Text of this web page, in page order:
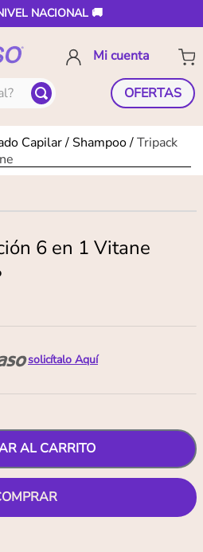
NACIONAL 🚚
OFERTAS
Capilar Shampoo Tripack
6 en 1 Vitane
solicítalo Aquí
AL CARRITO